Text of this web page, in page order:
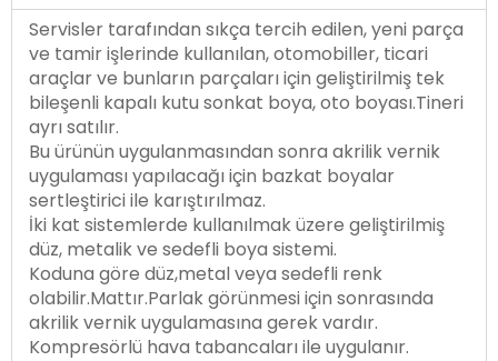
Servisler tarafından sıkça tercih edilen, yeni parça
ve tamir işlerinde kullanılan, otomobiller, ticari
araçlar ve bunların parçaları için geliştirilmiş tek
bileşenli kapalı kutu sonkat boya, oto boyası.Tineri
ayrı satılır.
Bu ürünün uygulanmasından sonra akrilik vernik
uygulaması yapılacağı için bazkat boyalar
sertleştirici ile karıştırılmaz.
İki kat sistemlerde kullanılmak üzere geliştirilmiş
düz, metalik ve sedefli boya sistemi.
Koduna göre düz,metal veya sedefli renk
olabilir.Mattır.Parlak görünmesi için sonrasında
akrilik vernik uygulamasına gerek vardır.
Kompresörlü hava tabancaları ile uygulanır.